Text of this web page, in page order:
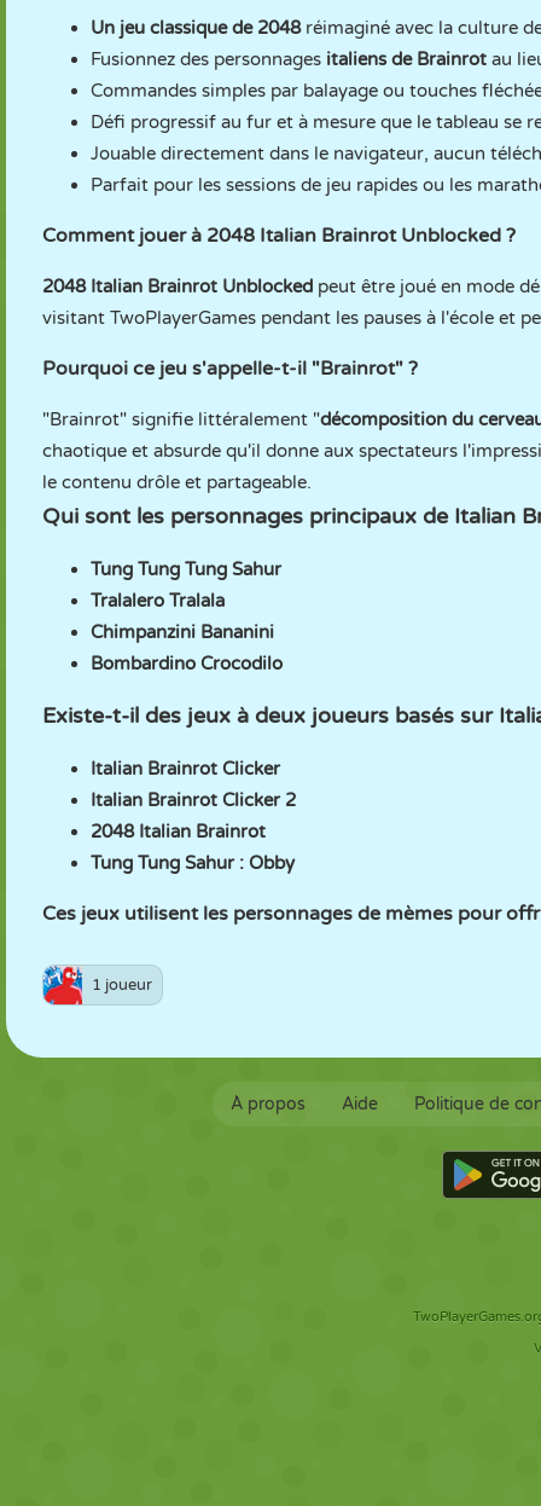
Un jeu classique de 2048 réimaginé avec la culture
Fusionnez des personnages italiens de Brainrot au
Commandes simples par balayage ou touches
Défi progressif au fur et à mesure que le tableau se
Jouable directement dans le navigateur, aucun
Parfait pour les sessions de jeu rapides ou les
Comment jouer à 2048 Italian Brainrot Unblocked ?
2048 Italian Brainrot Unblocked peut être joué en mode
visitant TwoPlayerGames pendant les pauses à l'école et
Pourquoi ce jeu s'appelle-t-il "Brainrot" ?
"Brainrot" signifie littéralement "décomposition du
chaotique et absurde qu'il donne aux spectateurs
le contenu drôle et partageable.
Qui sont les personnages principaux de Italian
Tung Tung Tung Sahur
Tralalero Tralala
Chimpanzini Bananini
Bombardino Crocodilo
Existe-t-il des jeux à deux joueurs basés sur
Italian Brainrot Clicker
Italian Brainrot Clicker 2
2048 Italian Brainrot
Tung Tung Sahur : Obby
Ces jeux utilisent les personnages de mèmes pour
1 joueur
À propos Aide Politique de